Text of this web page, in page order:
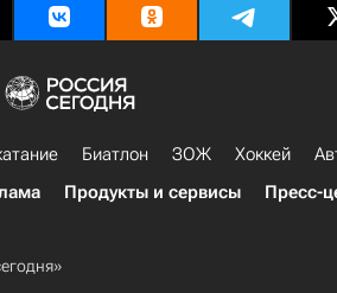
Биатлон ЗОЖ Хоккей
Продукты и сервисы Пресс-